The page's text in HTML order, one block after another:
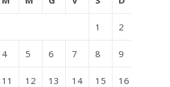
1 2
4 5 6 7 8 9
11 12 13 14 15 16